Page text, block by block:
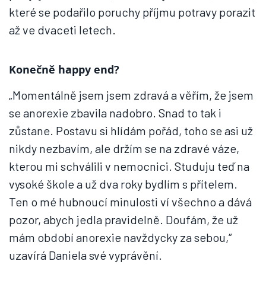
které se podařilo poruchy příjmu potravy porazit
až ve dvaceti letech.
Konečně happy end?
„Momentálně jsem jsem zdravá a věřím, že jsem
se anorexie zbavila nadobro. Snad to tak i
zůstane. Postavu si hlídám pořád, toho se asi už
nikdy nezbavím, ale držím se na zdravé váze,
kterou mi schválili v nemocnici. Studuju teď na
vysoké škole a už dva roky bydlím s přítelem.
Ten o mé hubnoucí minulosti ví všechno a dává
pozor, abych jedla pravidelně. Doufám, že už
mám období anorexie navždycky za sebou,“
uzavírá Daniela své vyprávění.